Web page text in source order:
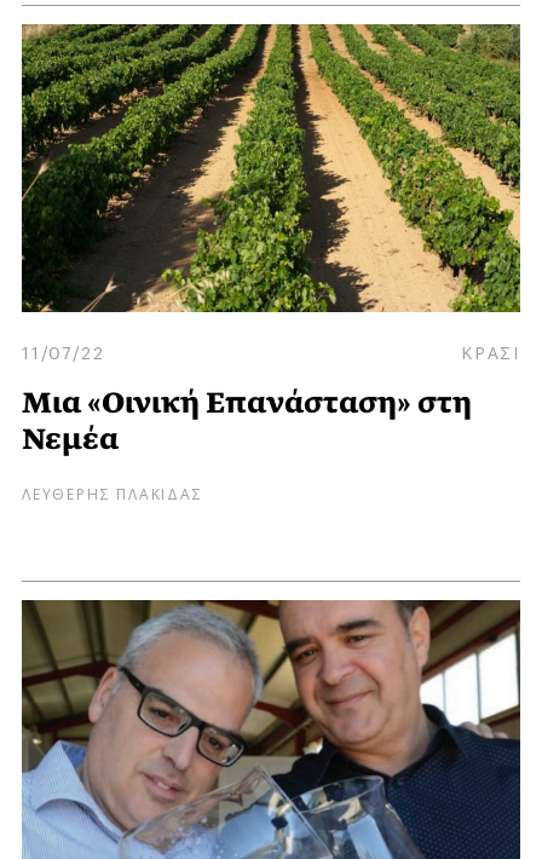
11/07/22 ΚΡΑΣΙ
Μια «Οινική Επανάσταση» στη
Νεμέα
ΛΕΥΘΕΡΗΣ ΠΛΑΚΙΔΑΣ